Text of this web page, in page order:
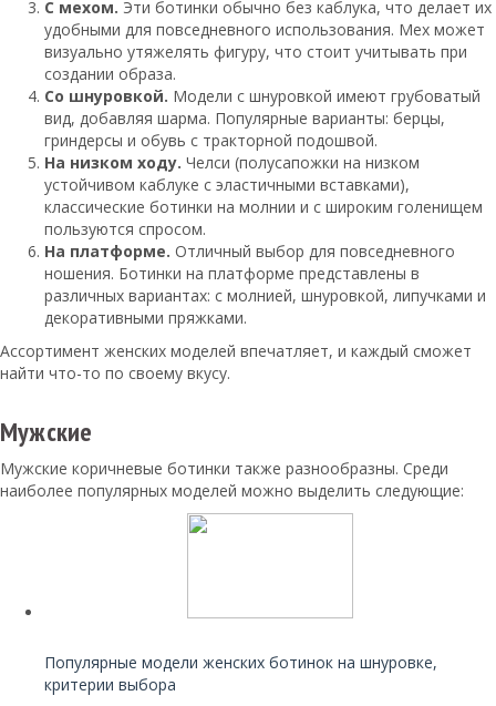
С мехом. Эти ботинки обычно без каблука, что делает их
удобными для повседневного использования. Мех может
визуально утяжелять фигуру, что стоит учитывать при
создании образа.
Со шнуровкой. Модели с шнуровкой имеют грубоватый
вид, добавляя шарма. Популярные варианты: берцы,
гриндерсы и обувь с тракторной подошвой.
На низком ходу. Челси (полусапожки на низком
устойчивом каблуке с эластичными вставками),
классические ботинки на молнии и с широким голенищем
пользуются спросом.
На платформе. Отличный выбор для повседневного
ношения. Ботинки на платформе представлены в
различных вариантах: с молнией, шнуровкой, липучками и
декоративными пряжками.
Ассортимент женских моделей впечатляет, и каждый сможет
найти что-то по своему вкусу.
Мужские
Мужские коричневые ботинки также разнообразны. Среди
наиболее популярных моделей можно выделить следующие:
Популярные модели женских ботинок на шнуровке,
критерии выбора